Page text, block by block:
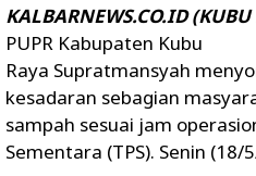
KALBARNEWS.CO.ID (KUBU
PUPR Kabupaten Kubu
Raya Supratmansyah
kesadaran sebagian
sampah sesuai jam
Sementara (TPS). Senin (18/